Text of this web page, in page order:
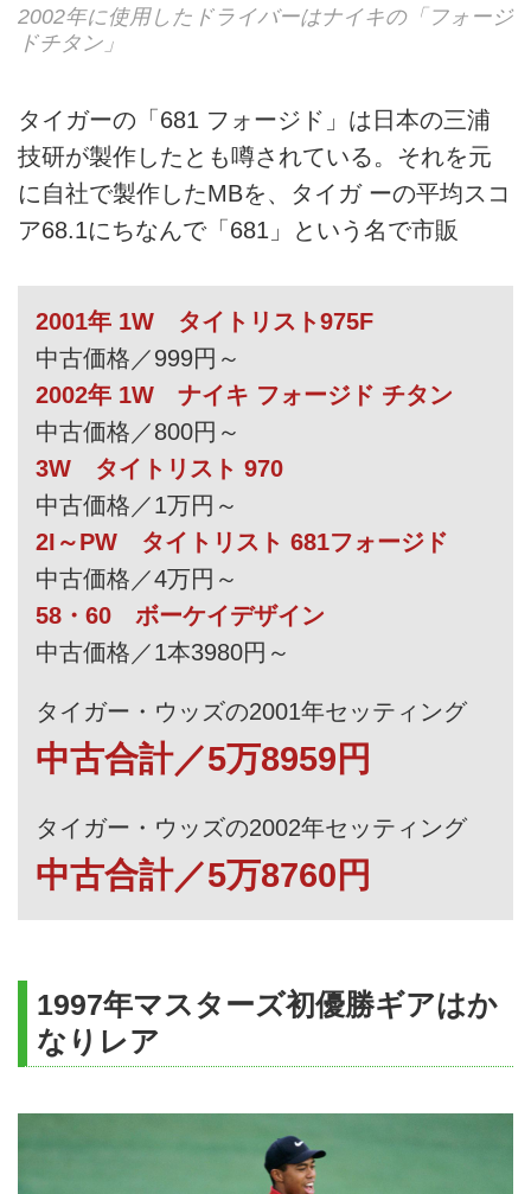
2002年に使用したドライバーはナイキの「フォージ
ドチタン」
タイガーの「681 フォージド」は日本の三浦
技研が製作したとも噂されている。それを元
に自社で製作したMBを、タイガ ーの平均スコ
ア68.1にちなんで「681」という名で市販
2001年 1W タイトリスト975F
中古価格／999円～
2002年 1W ナイキ フォージド チタン
中古価格／800円～
3W タイトリスト 970
中古価格／1万円～
2I～PW タイトリスト 681フォージド
中古価格／4万円～
58・60 ボーケイデザイン
中古価格／1本3980円～
タイガー・ウッズの2001年セッティング
中古合計／5万8959円
タイガー・ウッズの2002年セッティング
中古合計／5万8760円
1997年マスターズ初優勝ギアはか
なりレア